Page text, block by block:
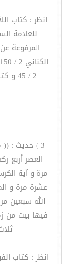
انظر : كتاب
المرفوعة
2 /
3 ) حديث :
العصر أربع
مرة و آية
عشرة مرة و
الله سبعين
فيها بيت من
انظر : كتاب